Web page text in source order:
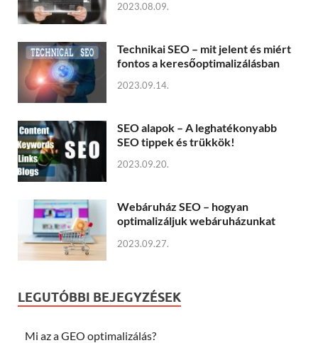
2023.08.09.
Technikai SEO – mit jelent és miért
fontos a keresőoptimalizálásban
2023.09.14.
SEO alapok – A leghatékonyabb
SEO tippek és trükkök!
2023.09.20.
Webáruház SEO – hogyan
optimalizáljuk webáruházunkat
2023.09.27.
LEGUTÓBBI BEJEGYZÉSEK
Mi az a GEO optimalizálás?